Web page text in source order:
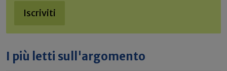
Iscriviti
I più letti sull'argomento